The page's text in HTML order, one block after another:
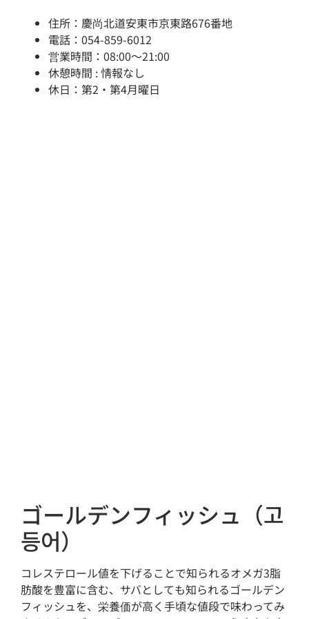
住所：慶尚北道安東市京東路676番地
電話：054-859-6012
営業時間：08:00～21:00
休憩時間 : 情報なし
休日：第2・第4月曜日
ゴールデンフィッシュ（고
등어）
コレステロール値を下げることで知られるオメガ3脂
肪酸を豊富に含む、サバとしても知られるゴールデン
フィッシュを、栄養価が高く手頃な値段で味わってみ